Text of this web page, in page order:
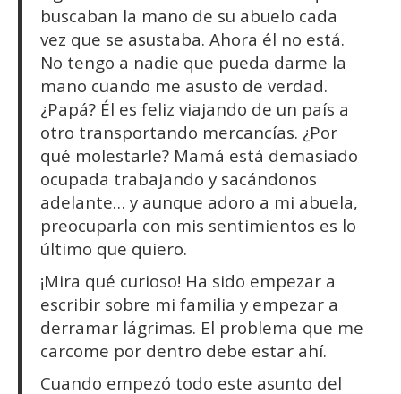
buscaban la mano de su abuelo cada
vez que se asustaba. Ahora él no está.
No tengo a nadie que pueda darme la
mano cuando me asusto de verdad.
¿Papá? Él es feliz viajando de un país a
otro transportando mercancías. ¿Por
qué molestarle? Mamá está demasiado
ocupada trabajando y sacándonos
adelante… y aunque adoro a mi abuela,
preocuparla con mis sentimientos es lo
último que quiero.
¡Mira qué curioso! Ha sido empezar a
escribir sobre mi familia y empezar a
derramar lágrimas. El problema que me
carcome por dentro debe estar ahí.
Cuando empezó todo este asunto del